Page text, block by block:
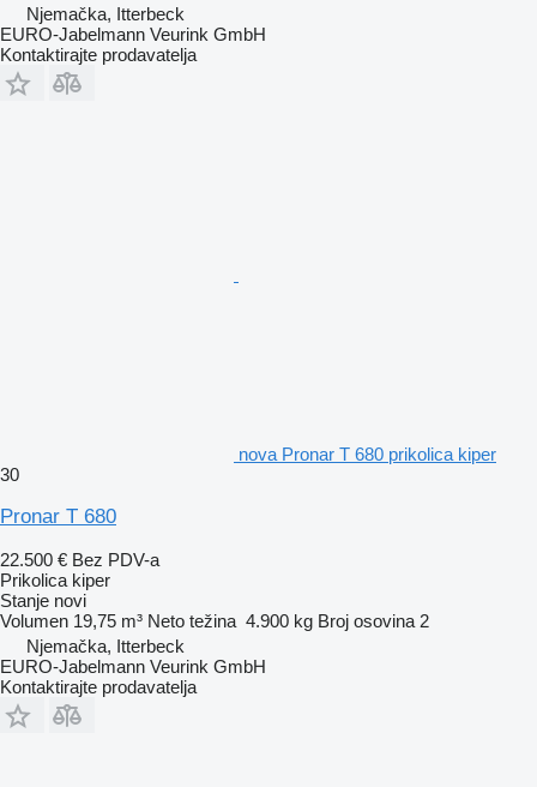
Njemačka, Itterbeck
EURO-Jabelmann Veurink GmbH
Kontaktirajte prodavatelja
nova Pronar T 680 prikolica kiper
30
Pronar T 680
22.500 € Bez PDV-a
Prikolica kiper
Stanje novi
Volumen 19,75 m³ Neto težina 4.900 kg Broj osovina 2
Njemačka, Itterbeck
EURO-Jabelmann Veurink GmbH
Kontaktirajte prodavatelja